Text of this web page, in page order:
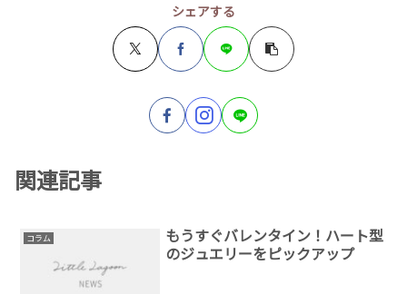
シェアする
関連記事
コラム
もうすぐバレンタイン！ハート型
のジュエリーをピックアップ